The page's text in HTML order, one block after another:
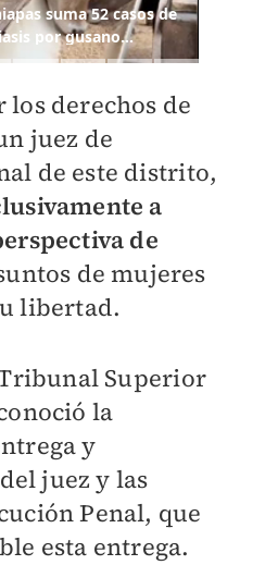
los derechos de
juez de
de este distrito,
a
de
de mujeres
libertad.
Superior
la
y
juez y las
Penal, que
esta entrega.